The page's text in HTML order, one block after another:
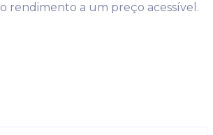
rendimento a um preço acessível.